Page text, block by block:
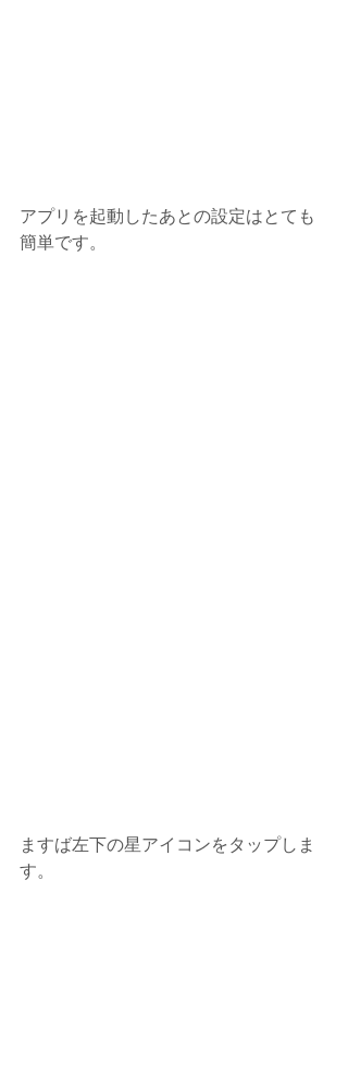
アプリを起動したあとの設定はとても
簡単です。
ますば左下の星アイコンをタップしま
す。